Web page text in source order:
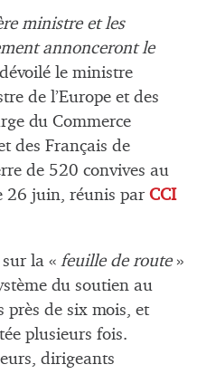
ministre et les
annonceront le
le ministre
de l’Europe et des
du Commerce
des Français de
de 520 convives au
26 juin, réunis par CCI
la « feuille de route»
du soutien au
près de six mois, et
plusieurs fois.
dirigeants